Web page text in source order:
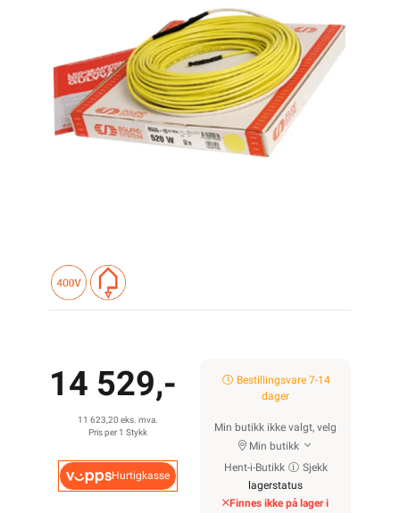
14 529,-
11 623,20 eks. mva.
Pris per 1 Stykk
Hurtigkasse
Bestillingsvare 7-14
dager
Min butikk ikke valgt, velg
Min butikk
Hent-i-Butikk
Sjekk
lagerstatus
Finnes ikke på lager i